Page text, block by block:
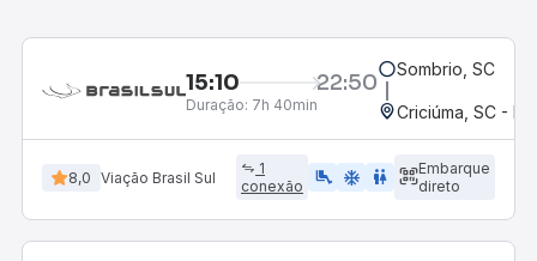
15:10 22:50
Duração: 7h 40min
Sombrio, SC
Criciúma, SC -
8,0 Viação Brasil Sul
1
conexão
airline_seat_legroom_extra ac_unit WC
Embarque
direto